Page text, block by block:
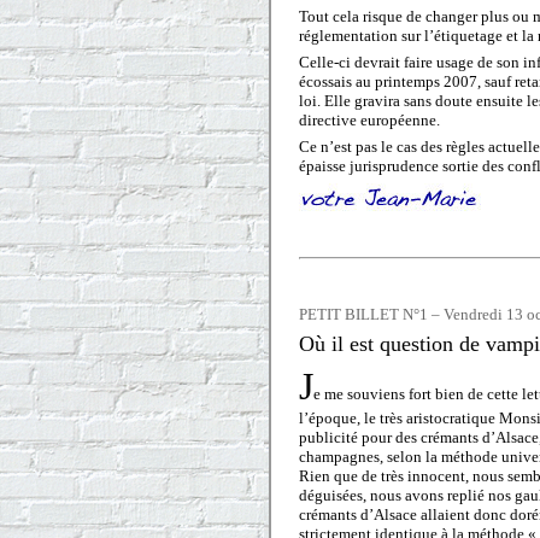
Tout cela risque de changer plus ou
réglementation sur l’étiquetage et la
Celle-ci devrait faire usage de son
écossais au printemps 2007, sauf
loi. Elle gravira sans doute ensuite
directive européenne.
Ce n’est pas le cas des règles
épaisse jurisprudence sortie des
PETIT BILLET N°1 – Vendredi 13
Où il est question de
Je me souviens fort bien de cette
l’époque, le très aristocratique
publicité pour des crémants
champagnes, selon la méthode
Rien que de très innocent, nous
déguisées, nous avons replié nos
crémants d’Alsace allaient donc
strictement identique à la méthode